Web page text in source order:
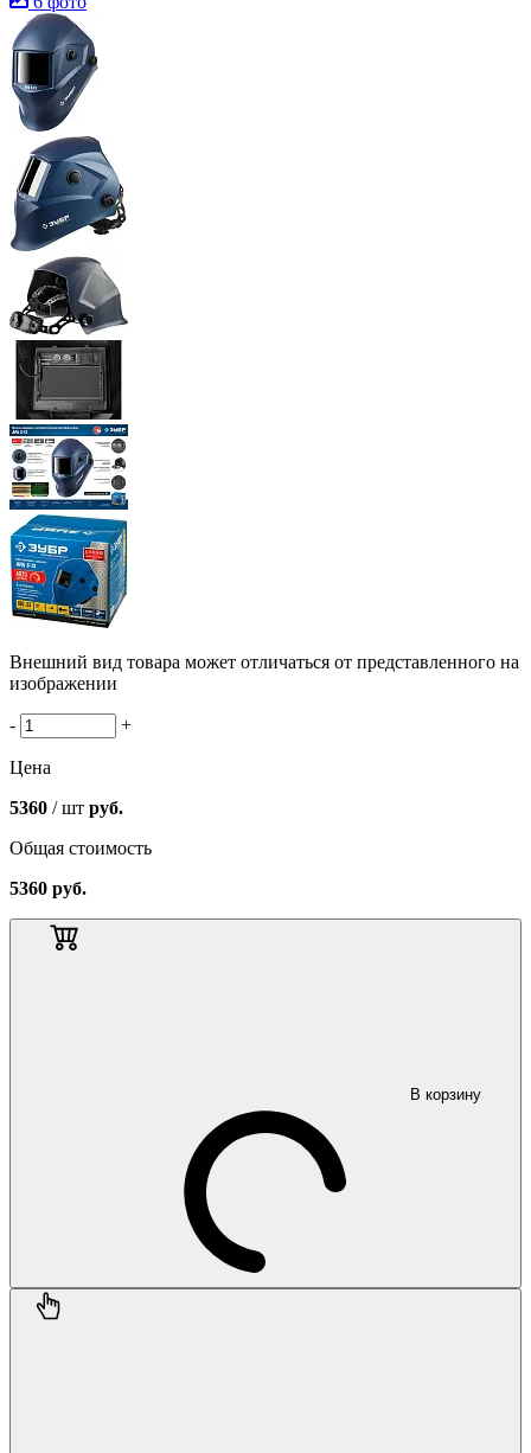
Внешний вид товара может отличаться от представленного на
изображении
- +
Цена
5360 / шт руб.
Общая стоимость
5360 руб.
В корзину